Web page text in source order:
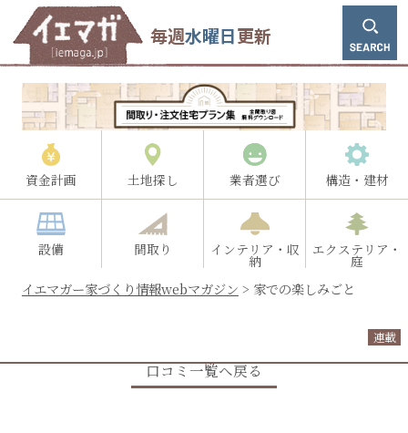
毎週水曜日更新
資金計画 土地探し 業者選び 構造・建材
設備 間取り インテリア・収
納
エクステリア・
庭
イエマガー家づくり情報webマガジン > 家での楽しみごと
連載
口コミ一覧へ戻る